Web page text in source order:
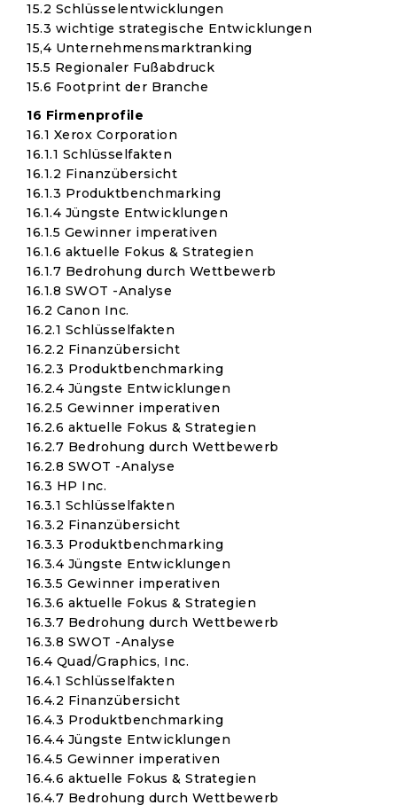
15.2 Schlüsselentwicklungen
15.3 wichtige strategische Entwicklungen
15,4 Unternehmensmarktranking
15.5 Regionaler Fußabdruck
15.6 Footprint der Branche
16 Firmenprofile
16.1 Xerox Corporation
16.1.1 Schlüsselfakten
16.1.2 Finanzübersicht
16.1.3 Produktbenchmarking
16.1.4 Jüngste Entwicklungen
16.1.5 Gewinner imperativen
16.1.6 aktuelle Fokus & Strategien
16.1.7 Bedrohung durch Wettbewerb
16.1.8 SWOT -Analyse
16.2 Canon Inc.
16.2.1 Schlüsselfakten
16.2.2 Finanzübersicht
16.2.3 Produktbenchmarking
16.2.4 Jüngste Entwicklungen
16.2.5 Gewinner imperativen
16.2.6 aktuelle Fokus & Strategien
16.2.7 Bedrohung durch Wettbewerb
16.2.8 SWOT -Analyse
16.3 HP Inc.
16.3.1 Schlüsselfakten
16.3.2 Finanzübersicht
16.3.3 Produktbenchmarking
16.3.4 Jüngste Entwicklungen
16.3.5 Gewinner imperativen
16.3.6 aktuelle Fokus & Strategien
16.3.7 Bedrohung durch Wettbewerb
16.3.8 SWOT -Analyse
16.4 Quad/Graphics, Inc.
16.4.1 Schlüsselfakten
16.4.2 Finanzübersicht
16.4.3 Produktbenchmarking
16.4.4 Jüngste Entwicklungen
16.4.5 Gewinner imperativen
16.4.6 aktuelle Fokus & Strategien
16.4.7 Bedrohung durch Wettbewerb